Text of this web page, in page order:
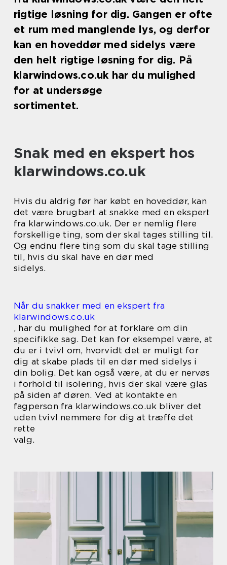
rigtige løsning for dig. Gangen er ofte
et rum med manglende lys, og derfor
kan en hoveddør med sidelys være
den helt rigtige løsning for dig. På
klarwindows.co.uk har du mulighed
for at undersøge
sortimentet.
Snak med en ekspert hos
klarwindows.co.uk
Hvis du aldrig før har købt en hoveddør, kan
det være brugbart at snakke med en ekspert
fra klarwindows.co.uk. Der er nemlig flere
forskellige ting, som der skal tages stilling til.
Og endnu flere ting som du skal tage stilling
til, hvis du skal have en dør med
sidelys.
Når du snakker med en ekspert fra
klarwindows.co.uk
, har du mulighed for at forklare om din
specifikke sag. Det kan for eksempel være, at
du er i tvivl om, hvorvidt det er muligt for
dig at skabe plads til en dør med sidelys i
din bolig. Det kan også være, at du er nervøs
i forhold til isolering, hvis der skal være glas
på siden af døren. Ved at kontakte en
fagperson fra klarwindows.co.uk bliver det
uden tvivl nemmere for dig at træffe det
rette
valg.